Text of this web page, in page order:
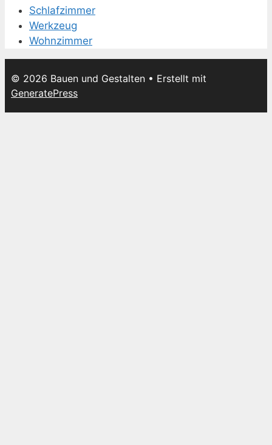
Schlafzimmer
Werkzeug
Wohnzimmer
© 2026 Bauen und Gestalten • Erstellt mit
GeneratePress